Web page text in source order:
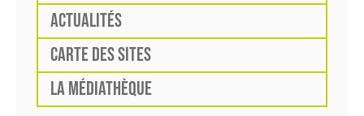
ACTUALITÉS
CARTE DES SITES
LA MÉDIATHÈQUE